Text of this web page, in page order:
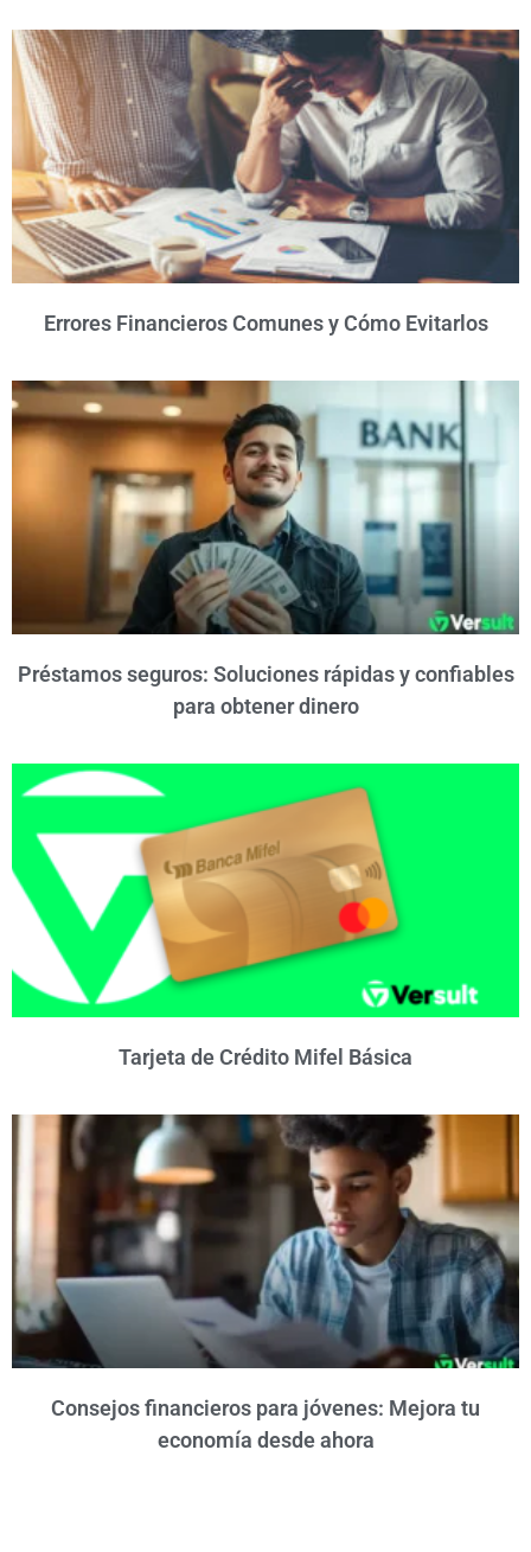
Errores Financieros Comunes y Cómo Evitarlos
Préstamos seguros: Soluciones rápidas y confiables
para obtener dinero
Tarjeta de Crédito Mifel Básica
Consejos financieros para jóvenes: Mejora tu
economía desde ahora